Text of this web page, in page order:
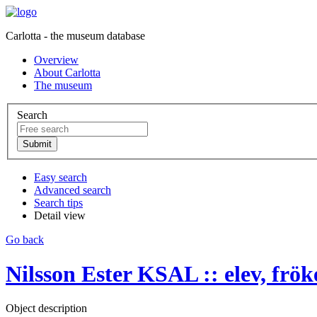
Carlotta - the museum database
Overview
About Carlotta
The museum
Search
Easy search
Advanced search
Search tips
Detail view
Go back
Nilsson Ester KSAL :: elev,
Object description